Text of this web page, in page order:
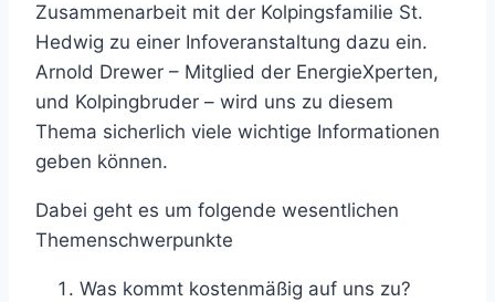
Zusammenarbeit mit der Kolpingsfamilie St.
Hedwig zu einer Infoveranstaltung dazu ein.
Arnold Drewer – Mitglied der EnergieXperten,
und Kolpingbruder – wird uns zu diesem
Thema sicherlich viele wichtige Informationen
geben können.
Dabei geht es um folgende wesentlichen
Themenschwerpunkte
Was kommt kostenmäßig auf uns zu?